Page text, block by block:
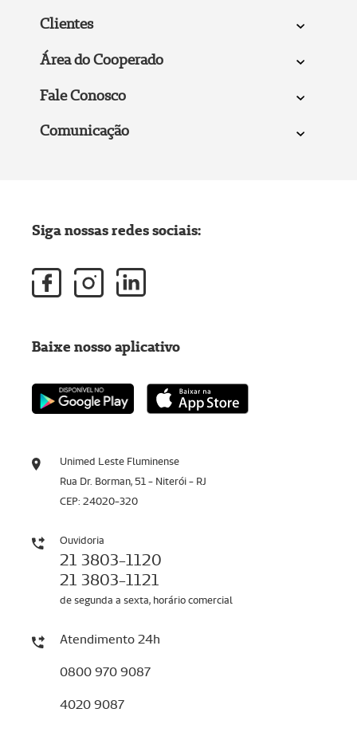
Clientes
Área do Cooperado
Fale Conosco
Comunicação
Unimed Leste Fluminense
Rua Dr. Borman, 51 - Niterói - RJ
CEP: 24020-320
Ouvidoria
21 3803-1120
21 3803-1121
de segunda a sexta, horário comercial
Atendimento 24h
0800 970 9087
4020 9087
Siga nossas redes sociais:
Baixe nosso aplicativo